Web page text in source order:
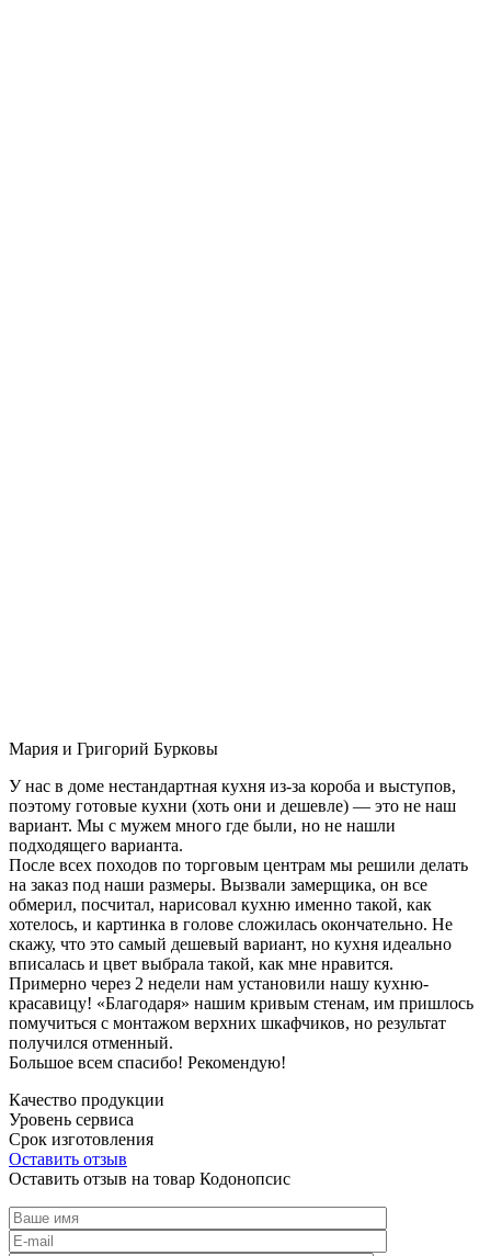
Мария и Григорий Бурковы
У нас в доме нестандартная кухня из-за короба и выступов,
поэтому готовые кухни (хоть они и дешевле) — это не наш
вариант. Мы с мужем много где были, но не нашли
подходящего варианта.
После всех походов по торговым центрам мы решили делать
на заказ под наши размеры. Вызвали замерщика, он все
обмерил, посчитал, нарисовал кухню именно такой, как
хотелось, и картинка в голове сложилась окончательно. Не
скажу, что это самый дешевый вариант, но кухня идеально
вписалась и цвет выбрала такой, как мне нравится.
Примерно через 2 недели нам установили нашу кухню-
красавицу! «Благодаря» нашим кривым стенам, им пришлось
помучиться с монтажом верхних шкафчиков, но результат
получился отменный.
Большое всем спасибо! Рекомендую!
Качество продукции
Уровень сервиса
Срок изготовления
Оставить отзыв
Оставить отзыв на товар Кодонопсис